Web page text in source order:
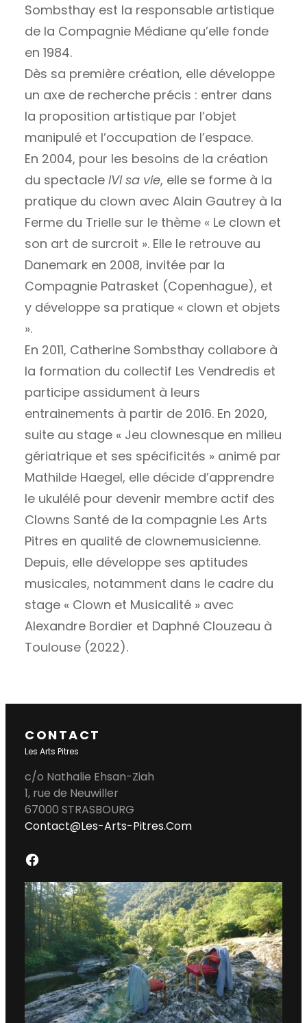
Sombsthay est la responsable artistique
de la Compagnie Médiane qu’elle fonde
en 1984.
Dès sa première création, elle développe
un axe de recherche précis : entrer dans
la proposition artistique par l’objet
manipulé et l’occupation de l’espace.
En 2004, pour les besoins de la création
du spectacle IVI sa vie, elle se forme à la
pratique du clown avec Alain Gautrey à la
Ferme du Trielle sur le thème « Le clown et
son art de surcroit ». Elle le retrouve au
Danemark en 2008, invitée par la
Compagnie Patrasket (Copenhague), et
y développe sa pratique « clown et objets
».
En 2011, Catherine Sombsthay collabore à
la formation du collectif Les Vendredis et
participe assidument à leurs
entrainements à partir de 2016. En 2020,
suite au stage « Jeu clownesque en milieu
gériatrique et ses spécificités » animé par
Mathilde Haegel, elle décide d’apprendre
le ukulélé pour devenir membre actif des
Clowns Santé de la compagnie Les Arts
Pitres en qualité de clownemusicienne.
Depuis, elle développe ses aptitudes
musicales, notamment dans le cadre du
stage « Clown et Musicalité » avec
Alexandre Bordier et Daphné Clouzeau à
Toulouse (2022).
CONTACT
Les Arts Pitres
c/o Nathalie Ehsan-Ziah
1, rue de Neuwiller
67000 STRASBOURG
Contact@les-Arts-Pitres.com
F
A
C
E
O
K